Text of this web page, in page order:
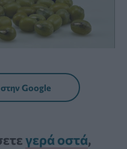
Google
γερά οστά,